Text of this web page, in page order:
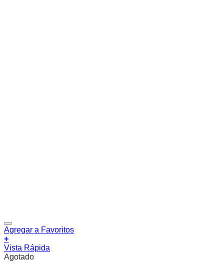
Agregar a Favoritos
+
Vista Rápida
Agotado